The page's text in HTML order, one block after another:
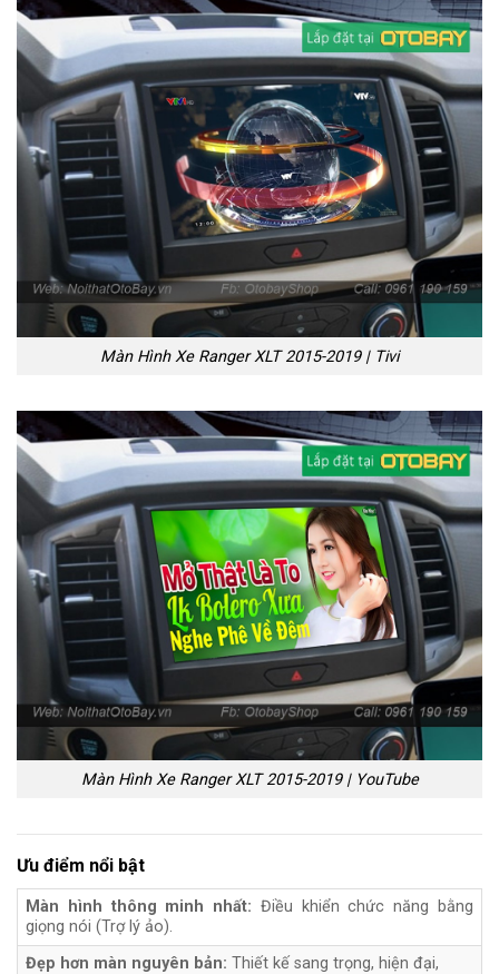
Màn Hình Xe Ranger XLT 2015-2019 | Tivi
Màn Hình Xe Ranger XLT 2015-2019 | YouTube
Ưu điểm nổi bật
Màn hình thông minh nhất: Điều khiển chức năng bằng
giọng nói (Trợ lý ảo).
Đẹp hơn màn nguyên bản: Thiết kế sang trọng, hiện đại,